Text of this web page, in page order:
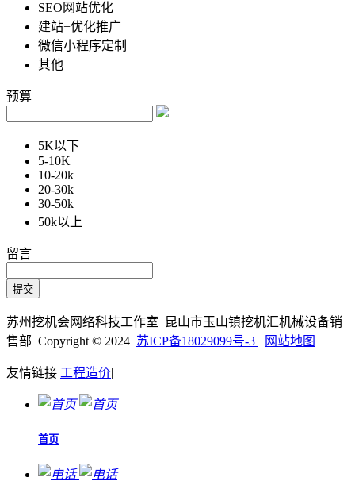
SEO网站优化
建站+优化推广
微信小程序定制
其他
预算
5K以下
5-10K
10-20k
20-30k
30-50k
50k以上
留言
苏州挖机会网络科技工作室 昆山市玉山镇挖机汇机械设备销
售部 Copyright © 2024 苏ICP备18029099号-3 网站地图
友情链接 工程造价|
首页